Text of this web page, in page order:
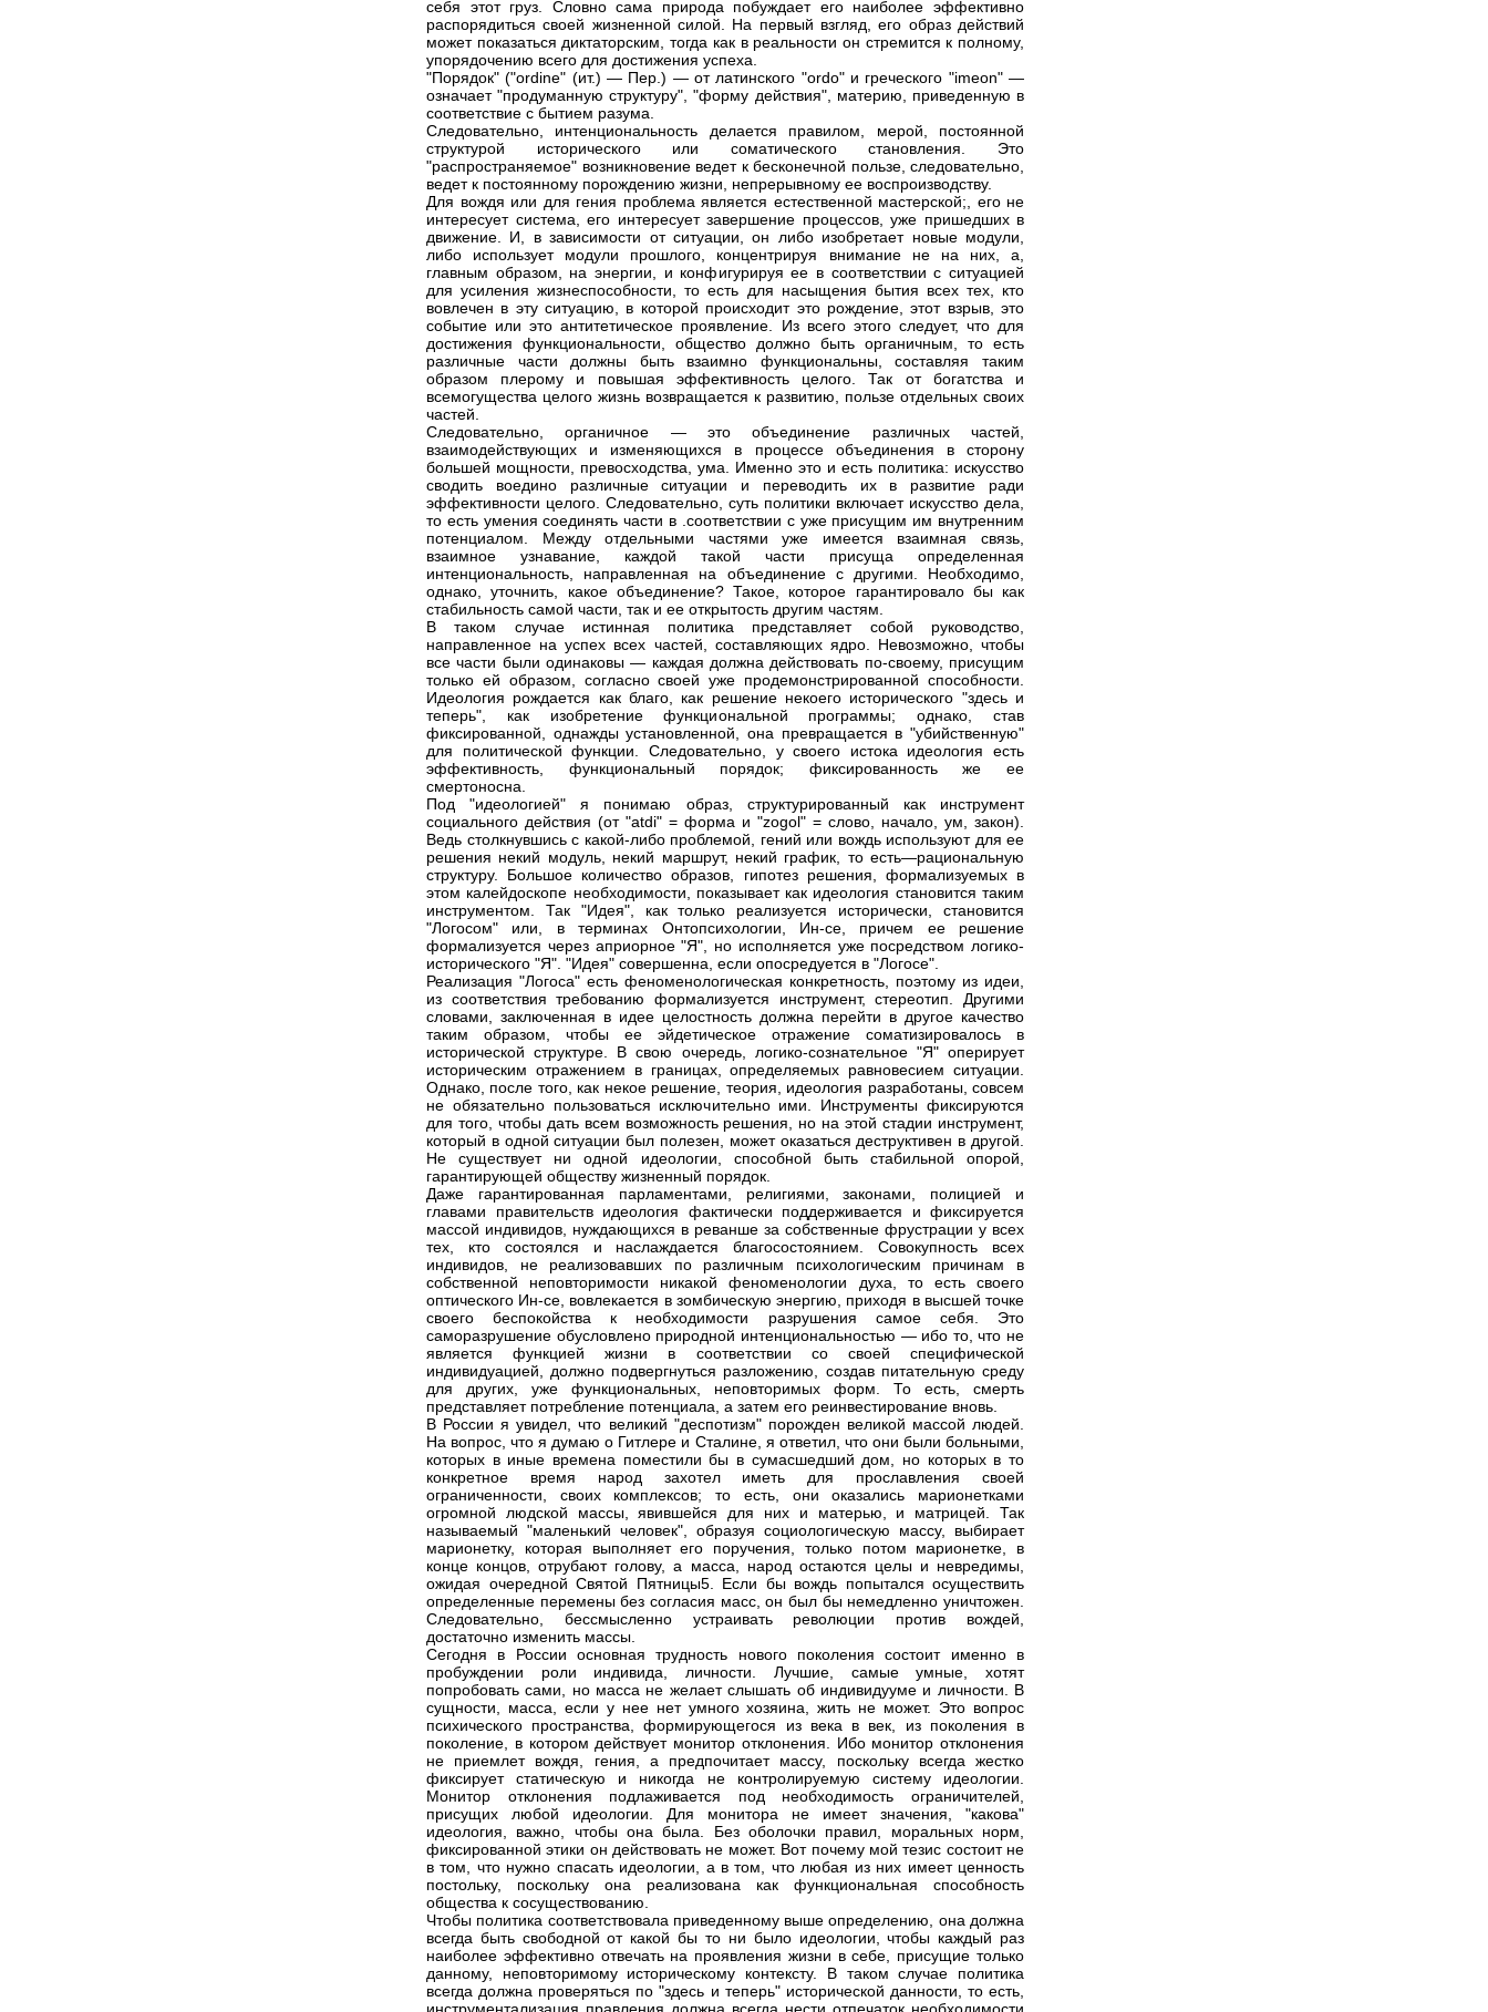
себя этот груз. Словно сама природа побуждает его наиболее эффективно
распорядиться своей жизненной силой. На первый взгляд, его образ действий
может показаться диктаторским, тогда как в реальности он стремится к полному,
упорядочению всего для достижения успеха.
"Порядок" ("оrdine" (ит.) — Пер.) — от латинского "оrdо" и греческого "imeon" —
означает "продуманную структуру", "форму действия", материю, приведенную в
соответствие с бытием разума.
Следовательно, интенциональность делается правилом, мерой, постоянной
структурой исторического или соматического становления. Это
"распространяемое" возникновение ведет к бесконечной пользе, следовательно,
ведет к постоянному порождению жизни, непрерывному ее воспроизводству.
Для вождя или для гения проблема является естественной мастерской;, его не
интересует система, его интересует завершение процессов, уже пришедших в
движение. И, в зависимости от ситуации, он либо изобретает новые модули,
либо использует модули прошлого, концентрируя внимание не на них, а,
главным образом, на энергии, и конфигурируя ее в соответствии с ситуацией
для усиления жизнеспособности, то есть для насыщения бытия всех тех, кто
вовлечен в эту ситуацию, в которой происходит это рождение, этот взрыв, это
событие или это антитетическое проявление. Из всего этого следует, что для
достижения функциональности, общество должно быть органичным, то есть
различные части должны быть взаимно функциональны, составляя таким
образом плерому и повышая эффективность целого. Так от богатства и
всемогущества целого жизнь возвращается к развитию, пользе отдельных своих
частей.
Следовательно, органичное — это объединение различных частей,
взаимодействующих и изменяющихся в процессе объединения в сторону
большей мощности, превосходства, ума. Именно это и есть политика: искусство
сводить воедино различные ситуации и переводить их в развитие ради
эффективности целого. Следовательно, суть политики включает искусство дела,
то есть умения соединять части в .соответствии с уже присущим им внутренним
потенциалом. Между отдельными частями уже имеется взаимная связь,
взаимное узнавание, каждой такой части присуща определенная
интенциональность, направленная на объединение с другими. Необходимо,
однако, уточнить, какое объединение? Такое, которое гарантировало бы как
стабильность самой части, так и ее открытость другим частям.
В таком случае истинная политика представляет собой руководство,
направленное на успех всех частей, составляющих ядро. Невозможно, чтобы
все части были одинаковы — каждая должна действовать по-своему, присущим
только ей образом, согласно своей уже продемонстрированной способности.
Идеология рождается как благо, как решение некоего исторического "здесь и
теперь", как изобретение функциональной программы; однако, став
фиксированной, однажды установленной, она превращается в "убийственную"
для политической функции. Следовательно, у своего истока идеология есть
эффективность, функциональный порядок; фиксированность же ее
смертоносна.
Под "идеологией" я понимаю образ, структурированный как инструмент
социального действия (от "atdi" = форма и "zogol" = слово, начало, ум, закон).
Ведь столкнувшись с какой-либо проблемой, гений или вождь используют для ее
решения некий модуль, некий маршрут, некий график, то есть—рациональную
структуру. Большое количество образов, гипотез решения, формализуемых в
этом калейдоскопе необходимости, показывает как идеология становится таким
инструментом. Так "Идея", как только реализуется исторически, становится
"Логосом" или, в терминах Онтопсихологии, Ин-се, причем ее решение
формализуется через априорное "Я", но исполняется уже посредством логико-
исторического "Я". "Идея" совершенна, если опосредуется в "Логосе".
Реализация "Логоса" есть феноменологическая конкретность, поэтому из идеи,
из соответствия требованию формализуется инструмент, стереотип. Другими
словами, заключенная в идее целостность должна перейти в другое качество
таким образом, чтобы ее эйдетическое отражение соматизировалось в
исторической структуре. В свою очередь, логико-сознательное "Я" оперирует
историческим отражением в границах, определяемых равновесием ситуации.
Однако, после того, как некое решение, теория, идеология разработаны, совсем
не обязательно пользоваться исключительно ими. Инструменты фиксируются
для того, чтобы дать всем возможность решения, но на этой стадии инструмент,
который в одной ситуации был полезен, может оказаться деструктивен в другой.
Не существует ни одной идеологии, способной быть стабильной опорой,
гарантирующей обществу жизненный порядок.
Даже гарантированная парламентами, религиями, законами, полицией и
главами правительств идеология фактически поддерживается и фиксируется
массой индивидов, нуждающихся в реванше за собственные фрустрации у всех
тех, кто состоялся и наслаждается благосостоянием. Совокупность всех
индивидов, не реализовавших по различным психологическим причинам в
собственной неповторимости никакой феноменологии духа, то есть своего
оптического Ин-се, вовлекается в зомбическую энергию, приходя в высшей точке
своего беспокойства к необходимости разрушения самое себя. Это
саморазрушение обусловлено природной интенциональностью — ибо то, что не
является функцией жизни в соответствии со своей специфической
индивидуацией, должно подвергнуться разложению, создав питательную среду
для других, уже функциональных, неповторимых форм. То есть, смерть
представляет потребление потенциала, а затем его реинвестирование вновь.
В России я увидел, что великий "деспотизм" порожден великой массой людей.
На вопрос, что я думаю о Гитлере и Сталине, я ответил, что они были больными,
которых в иные времена поместили бы в сумасшедший дом, но которых в то
конкретное время народ захотел иметь для прославления своей
ограниченности, своих комплексов; то есть, они оказались марионетками
огромной людской массы, явившейся для них и матерью, и матрицей. Так
называемый "маленький человек", образуя социологическую массу, выбирает
марионетку, которая выполняет его поручения, только потом марионетке, в
конце концов, отрубают голову, а масса, народ остаются целы и невредимы,
ожидая очередной Святой Пятницы5. Если бы вождь попытался осуществить
определенные перемены без согласия масс, он был бы немедленно уничтожен.
Следовательно, бессмысленно устраивать революции против вождей,
достаточно изменить массы.
Сегодня в России основная трудность нового поколения состоит именно в
пробуждении роли индивида, личности. Лучшие, самые умные, хотят
попробовать сами, но масса не желает слышать об индивидууме и личности. В
сущности, масса, если у нее нет умного хозяина, жить не может. Это вопрос
психического пространства, формирующегося из века в век, из поколения в
поколение, в котором действует монитор отклонения. Ибо монитор отклонения
не приемлет вождя, гения, а предпочитает массу, поскольку всегда жестко
фиксирует статическую и никогда не контролируемую систему идеологии.
Монитор отклонения подлаживается под необходимость ограничителей,
присущих любой идеологии. Для монитора не имеет значения, "какова"
идеология, важно, чтобы она была. Без оболочки правил, моральных норм,
фиксированной этики он действовать не может. Вот почему мой тезис состоит не
в том, что нужно спасать идеологии, а в том, что любая из них имеет ценность
постольку, поскольку она реализована как функциональная способность
общества к сосуществованию.
Чтобы политика соответствовала приведенному выше определению, она должна
всегда быть свободной от какой бы то ни было идеологии, чтобы каждый раз
наиболее эффективно отвечать на проявления жизни в себе, присущие только
данному, неповторимому историческому контексту. В таком случае политика
всегда должна проверяться по "здесь и теперь" исторической данности, то есть,